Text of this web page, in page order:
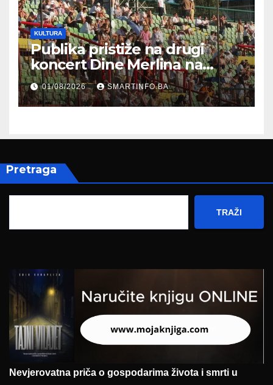
KULTURA
Publika pristiže na drugi
koncert Dine Merlina na
Koševu
01/08/2026 SMARTINFO.BA
Pretraga
TRAŽI
Nevjerovatna priča o gospodarima života i smrti u